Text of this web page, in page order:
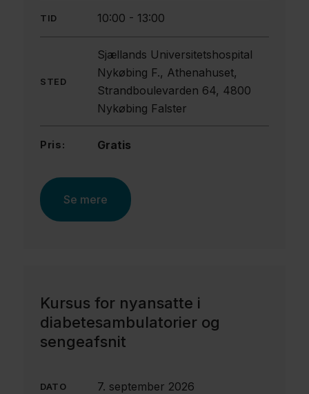
TID 10:00 - 13:00
STED
Sjællands Universitetshospital
Nykøbing F., Athenahuset,
Strandboulevarden 64, 4800
Nykøbing Falster
Pris: Gratis
Se mere
Kursus for nyansatte i
diabetesambulatorier og
sengeafsnit
DATO 7. september 2026